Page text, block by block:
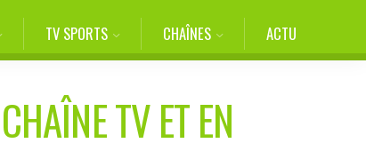
TV SPORTS CHAÎNES ACTU
TV ET EN